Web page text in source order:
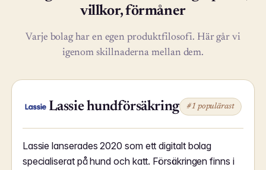
villkor, förmåner
Varje bolag har en egen produktfilosofi. Här går vi
igenom skillnaderna mellan dem.
Lassie hundförsäkring #1 populärast
Lassie lanserades 2020 som ett digitalt bolag
specialiserat på hund och katt. Försäkringen finns i